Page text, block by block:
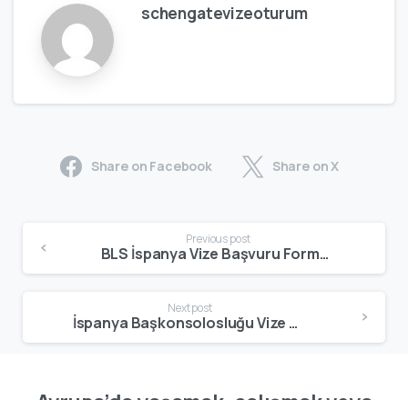
schengatevizeoturum
Share on Facebook Share on X
Previous post
BLS İspanya Vize Başvuru Formu Nasıl Doldurulur? 2025 Rehberi + Örnek Açıklamalar
Next post
İspanya Başkonsolosluğu Vize Randevu Alma Rehberi: Güncel Süreç ve Dikkat Edilecek Noktalar